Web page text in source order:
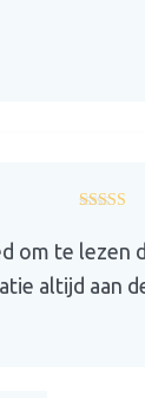
5
om te lezen
altijd aan